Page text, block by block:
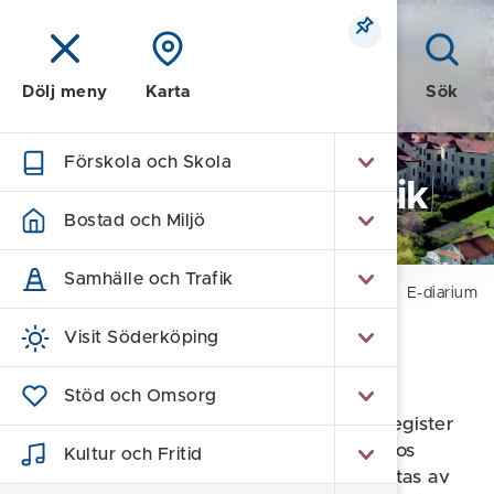
Meny Sök
Dölj meny Karta
Förskola och Skola
Bostad och Miljö
Samhälle och Trafik
Visit Söderköping
Stöd och Omsorg
Kultur och Fritid
Kommun och Politik
Hem E-diarium
E-diarium
Alla myndigheter i Sverige ska föra ett register
över de allmänna handlingar som finns hos
myndigheten. Handlingar som inte omfattas av